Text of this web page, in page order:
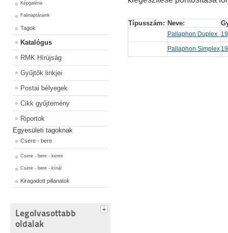
Képgaléria
Falinaptáraink
Tagok
Katalógus
RMK Hírújság
Gyűjtők linkjei
Postai bélyegek
Cikk gyűjtemény
Riportok
Egyesületi tagoknak
Csere - bere
Csere - bere - keres
Csere - bere - kínál
Kiragadott pillanatok
Legolvasottabb
oldalak
Típusszám: Neve:
Pallaphon Duplex
Pallaphon Simplex